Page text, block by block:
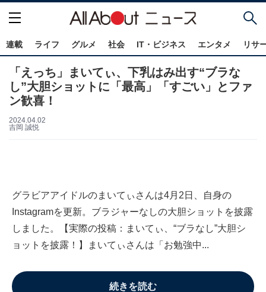
連載 ライフ グルメ 社会 IT・ビジネス エンタメ リサ
「えっち」まいてぃ、下乳はみ出す“ブラな
し”大胆ショットに「最高」「すごい」とファ
ン歓喜！
2024.04.02
吉岡 誠悦
グラビアアイドルのまいてぃさんは4月2日、自身の
Instagramを更新。ブラジャーなしの大胆ショットを披露
しました。【実際の投稿：まいてぃ、“ブラなし”大胆シ
ョットを披露！】まいてぃさんは「お勉強中...
続きを読む